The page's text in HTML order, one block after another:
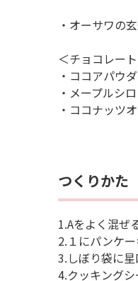
・オーサワの
＜チョコレー
・ココアパウ
・メープルシ
・ココナッツ
つくりかた
1.Aをよく混ぜ
2.１にパンケ
3.しぼり袋に
4.クッキング